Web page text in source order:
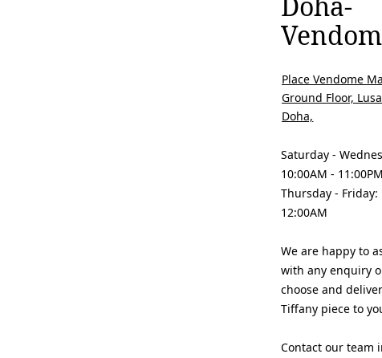
Place Vendome
Ground Floor,
Doha,
Saturday -
10:00AM - 11:00PM
Thursday - Friday:
12:00AM
We are happy to
with any enquiry
choose and
Tiffany piece to
Contact our team